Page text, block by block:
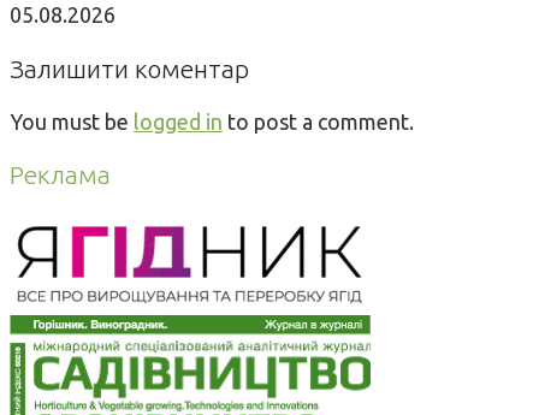
05.08.2026
Залишити коментар
You must be logged in to post a comment.
Реклама